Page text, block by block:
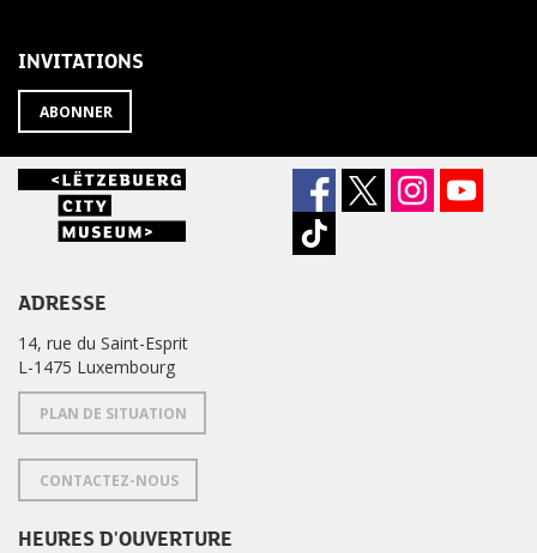
INVITATIONS
ABONNER
ADRESSE
14, rue du Saint-Esprit
L-1475 Luxembourg
PLAN DE SITUATION
CONTACTEZ-NOUS
HEURES D'OUVERTURE